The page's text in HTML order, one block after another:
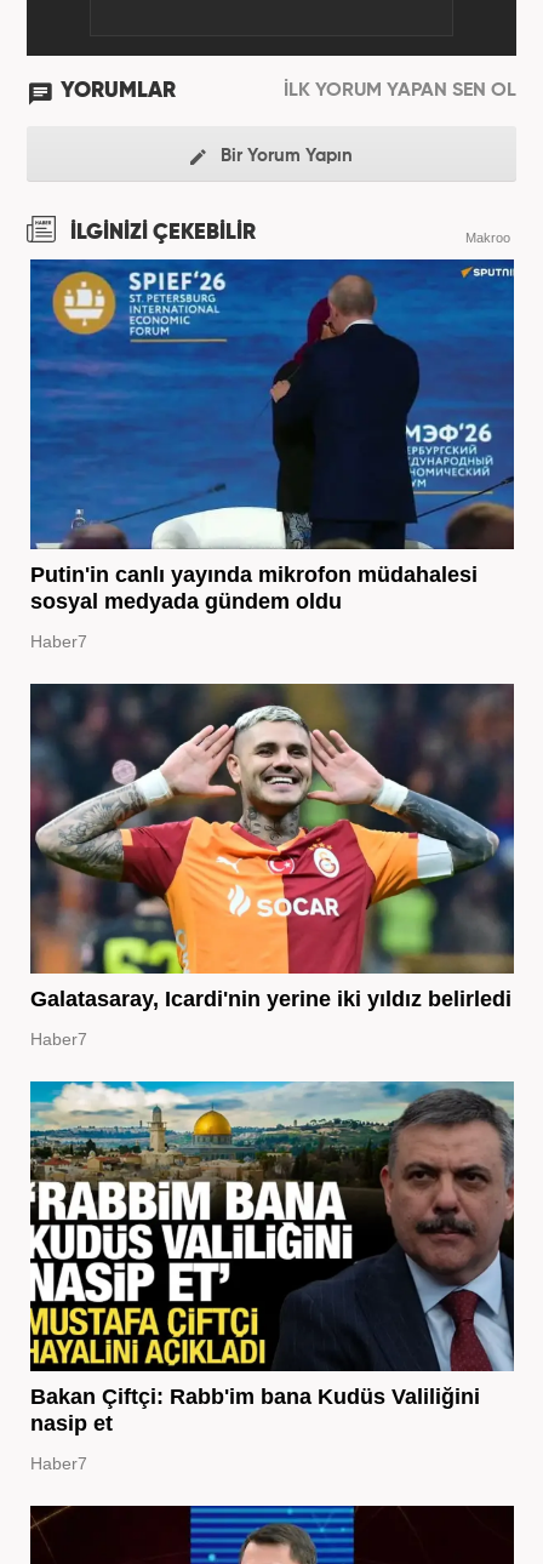
YORUMLAR İLK YORUM YAPAN SEN OL
Bir Yorum Yapın
İLGİNİZİ ÇEKEBİLİR Makroo
Putin'in canlı yayında mikrofon müdahalesi
sosyal medyada gündem oldu
Haber7
Galatasaray, Icardi'nin yerine iki yıldız belirledi
Haber7
Bakan Çiftçi: Rabb'im bana Kudüs Valiliğini
nasip et
Haber7